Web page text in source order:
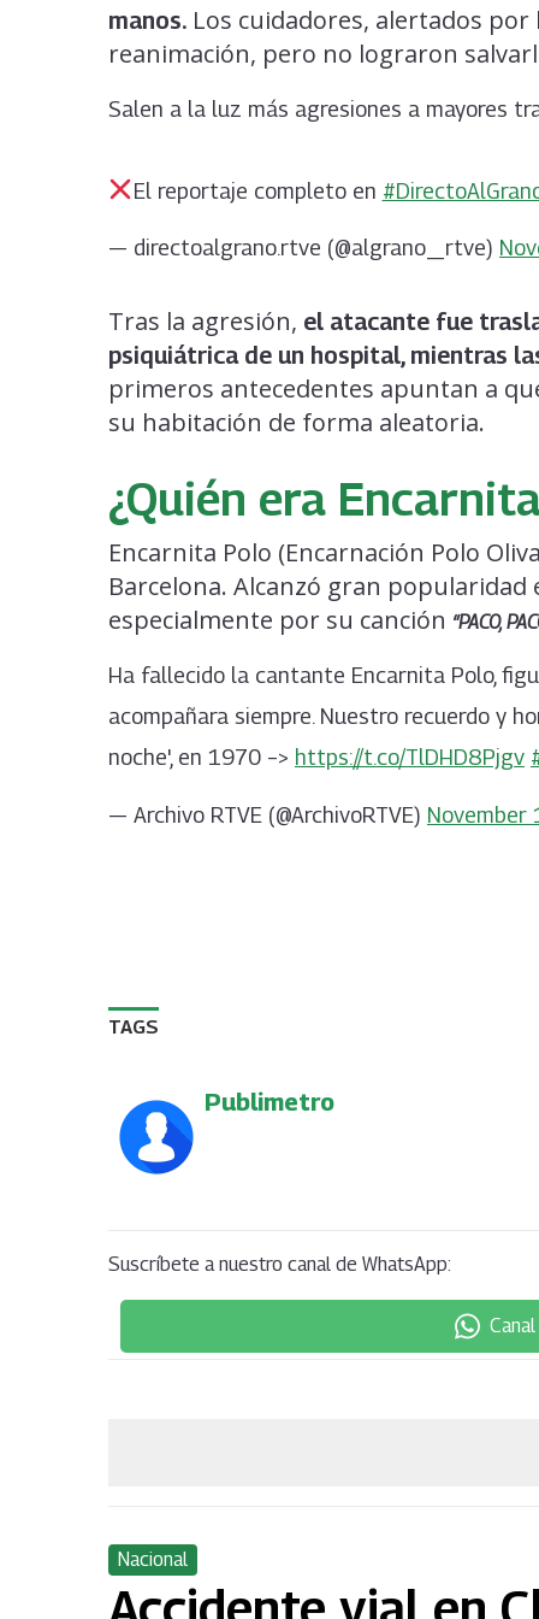
manos. Los cuidadores, alertados
reanimación, pero no lograron
Salen a la luz más agresiones a mayores
El reportaje completo en
— directoalgrano.rtve (@algrano_rtve)
Tras la agresión, el atacante fue
psiquiátrica de un hospital, mientras
primeros antecedentes apuntan a
su habitación de forma aleatoria.
¿Quién era
Encarnita Polo (Encarnación Polo
Barcelona. Alcanzó gran popularidad
especialmente por su canción “PACO,
Ha fallecido la cantante Encarnita Polo,
acompañara siempre. Nuestro recuerdo y
noche', en 1970 –> https://t.co/TlDHD8Pjgv
— Archivo RTVE (@ArchivoRTVE) November
TAGS
Publimetro
Suscríbete a nuestro canal de WhatsApp:
Nacional